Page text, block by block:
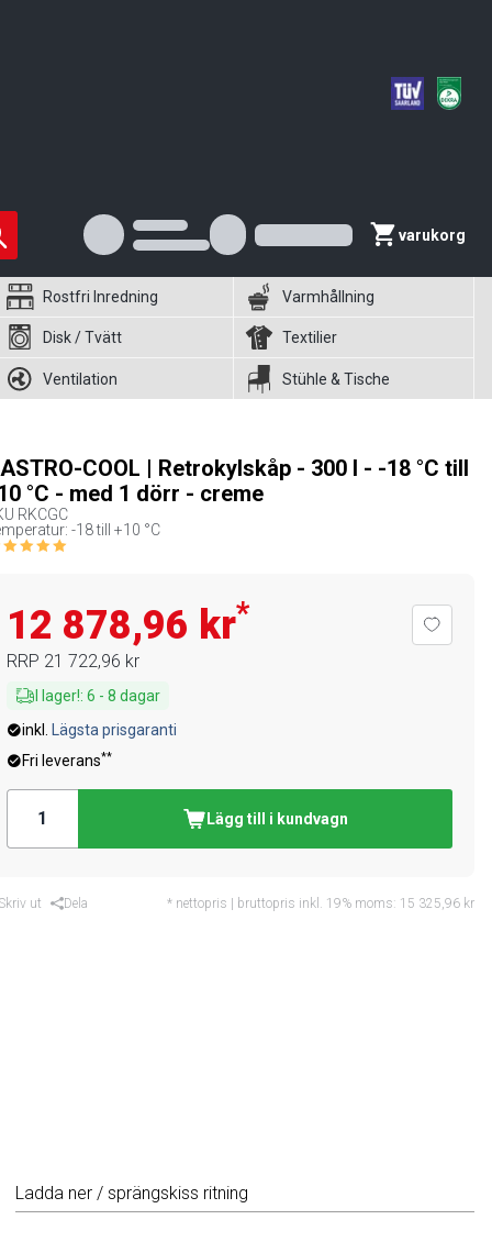
varukorg
Rostfri Inredning Varmhållning
Disk / Tvätt Textilier
Ventilation Stühle & Tische
COOL | Retrokylskåp - 300 l - -18 °C till
°C - med 1 dörr - creme
RKCGC
-18 till +10 °C
12 878,96 kr*
RRP 21 722,96 kr
I lager!: 6 - 8 dagar
inkl.
Lägsta prisgaranti
Fri leverans**
Lägg till i kundvagn
ut Dela * nettopris | bruttopris inkl. 19% moms: 15 325,96 kr
Ladda ner / sprängskiss ritning